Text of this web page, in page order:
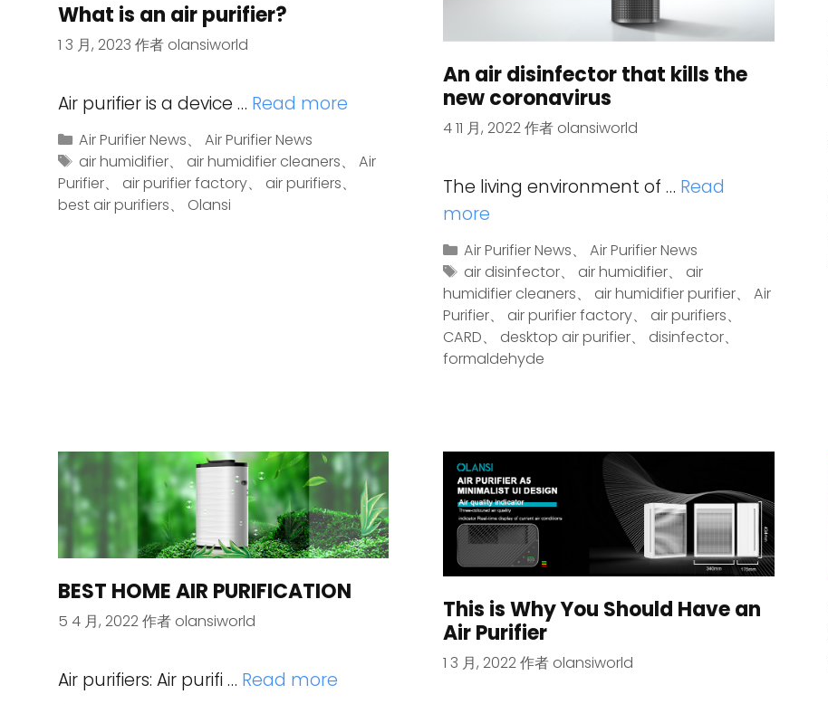
What is an air purifier?
1 3 月, 2023 作者 olansiworld
Air purifier is a device … Read more
Air Purifier News、 Air Purifier News
air humidifier、 air humidifier cleaners、 Air
Purifier、 air purifier factory、 air purifiers、
best air purifiers、 Olansi
An air disinfector that kills the
new coronavirus
4 11 月, 2022作者 olansiworld
The living environment of … Read
more
Air Purifier News、Air Purifier News
air disinfector、 air humidifier、 air
humidifier cleaners、 air humidifier purifier、Air
Purifier、 air purifier factory、 air purifiers、
CARD、 desktop air purifier、 disinfector、
formaldehyde
BEST HOME AIR PURIFICATION
5 4 月, 2022作者 olansiworld
Air purifiers: Air purifi … Read more
This is Why You Should Have an
Air Purifier
1 3 月, 2022作者 olansiworld